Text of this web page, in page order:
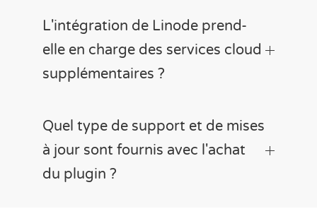
L'intégration de Linode prend-
elle en charge des services cloud
supplémentaires ?
Quel type de support et de mises
à jour sont fournis avec l'achat
du plugin ?